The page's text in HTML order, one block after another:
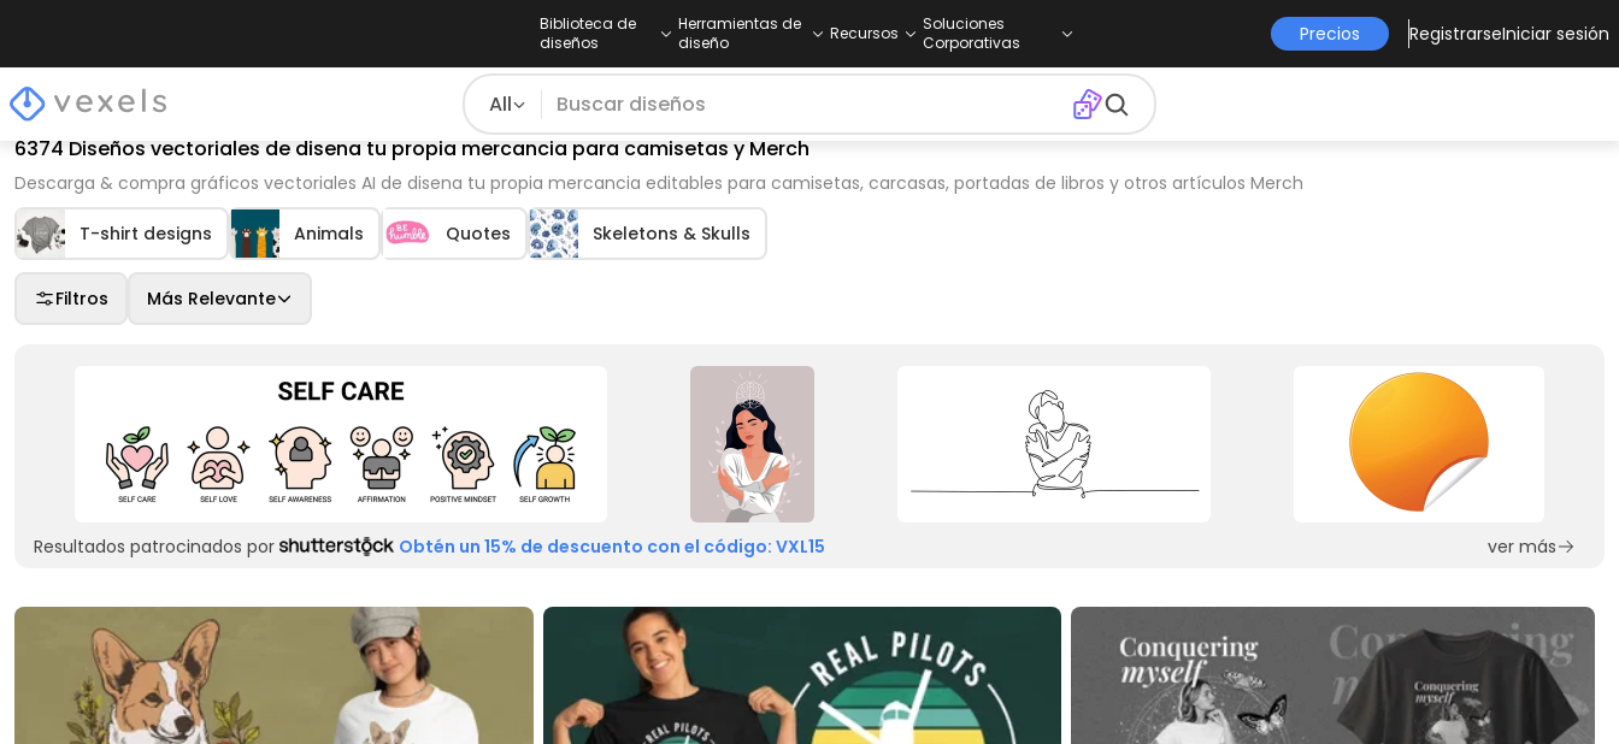
Biblioteca de
diseños
Herramientas de
diseño
Recursos
Soluciones
Corporativas
Precios RegistrarseIniciar sesión
All
6374 Diseños vectoriales de disena tu propia mercancia para camisetas y Merch
Descarga & compra gráficos vectoriales AI de disena tu propia mercancia editables para camisetas, carcasas, portadas de libros y otros artículos Merch
T-shirt designs Animals Quotes Skeletons & Skulls
Filtros Más Relevante
Resultados patrocinados por Obtén un 15% de descuento con el código: VXL15 ver más